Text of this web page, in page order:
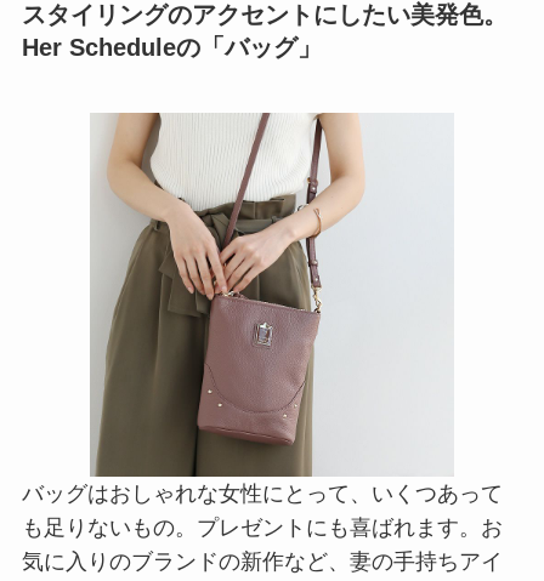
スタイリングのアクセントにしたい美発色。
Her Scheduleの「バッグ」
バッグはおしゃれな女性にとって、いくつあって
も足りないもの。プレゼントにも喜ばれます。お
気に入りのブランドの新作など、妻の手持ちアイ